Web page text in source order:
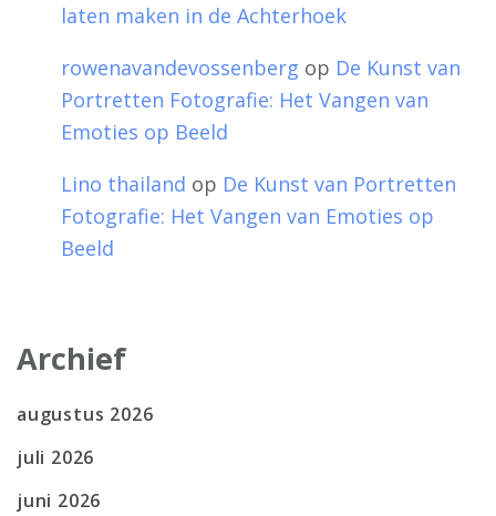
laten maken in de Achterhoek
rowenavandevossenberg op De Kunst van
Portretten Fotografie: Het Vangen van
Emoties op Beeld
Lino thailand op De Kunst van Portretten
Fotografie: Het Vangen van Emoties op
Beeld
Archief
augustus 2026
juli 2026
juni 2026